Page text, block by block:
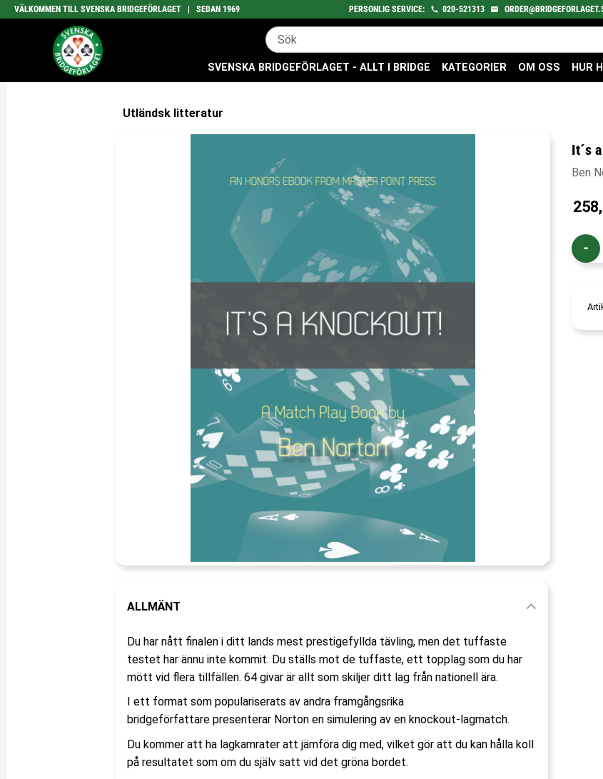
VÄLKOMMEN TILL SVENSKA BRIDGEFÖRLAGET | SEDAN 1969 PERSONLIG SERVICE: 020-521313
SVENSKA BRIDGEFÖRLAGET - ALLT I BRIDGE KATEGORIER OM OSS HUR
Utländsk litteratur
It´s
Ben
-
ALLMÄNT
Du har nått finalen i ditt lands mest prestigefyllda tävling, men det tuffaste
testet har ännu inte kommit. Du ställs mot de tuffaste, ett topplag som du har
mött vid flera tillfällen. 64 givar är allt som skiljer ditt lag från nationell ära.
I ett format som populariserats av andra framgångsrika
bridgeförfattare presenterar Norton en simulering av en knockout-lagmatch.
Du kommer att ha lagkamrater att jämföra dig med, vilket gör att du kan hålla koll
på resultatet som om du själv satt vid det gröna bordet.